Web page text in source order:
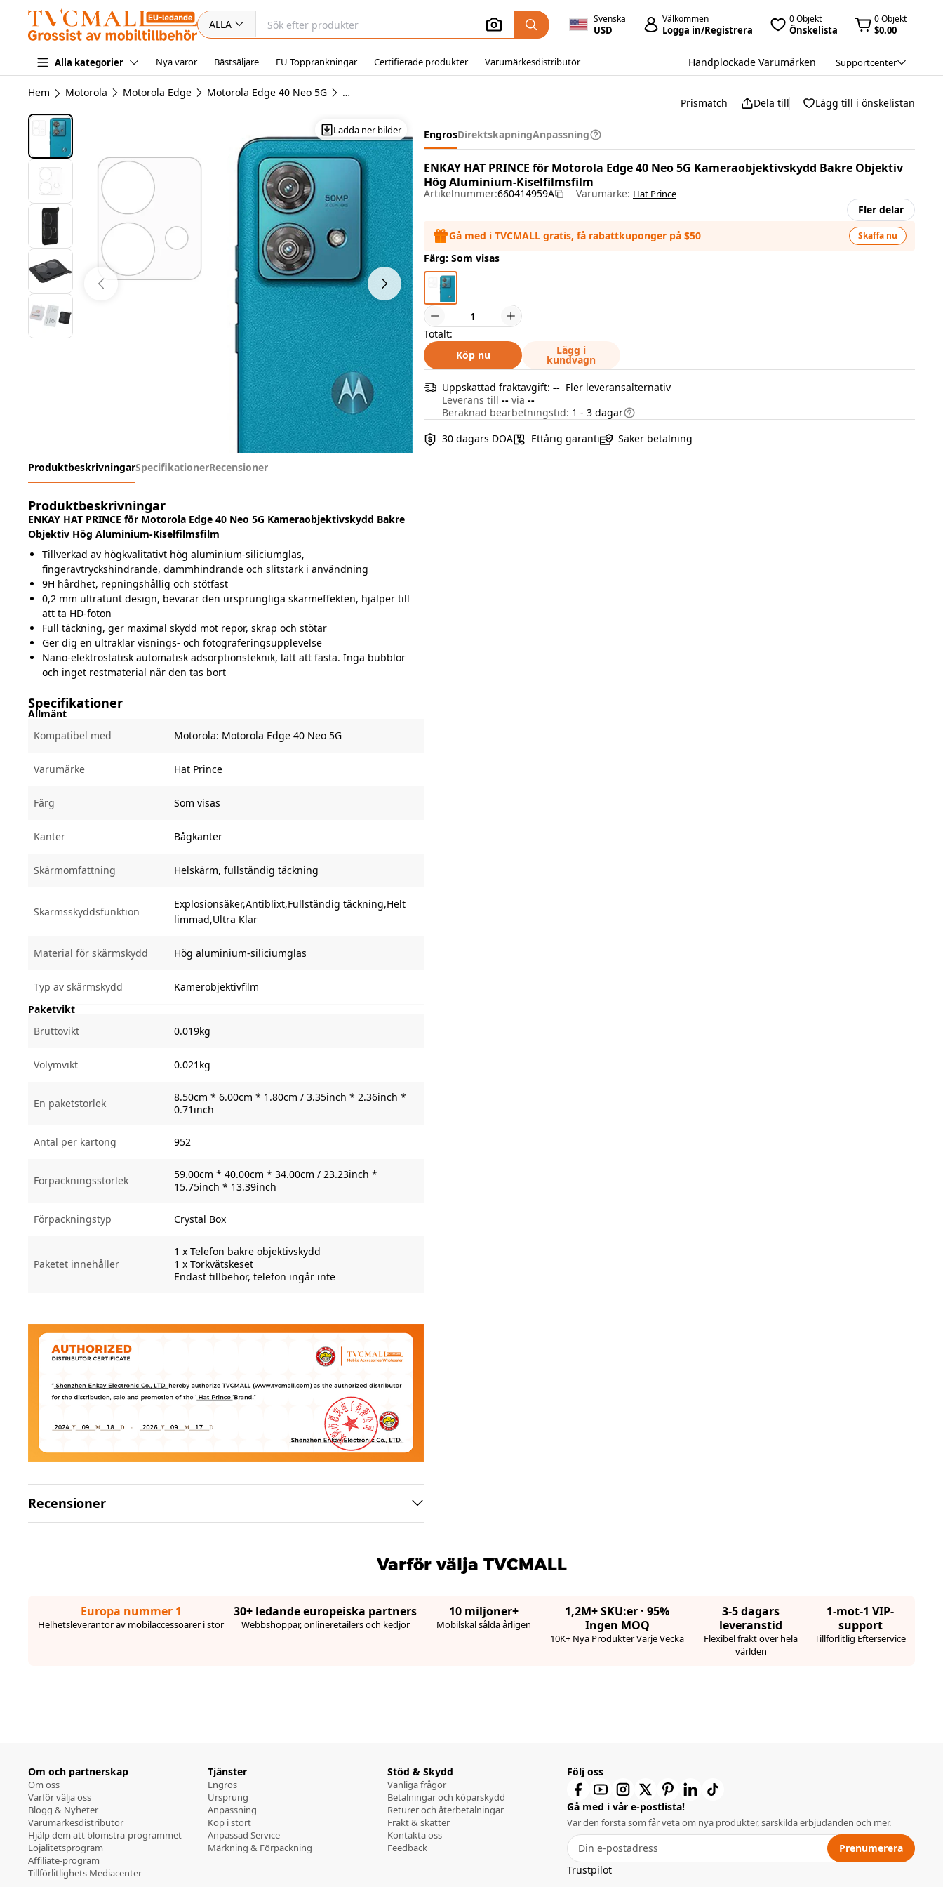
ALLA Svenska
USD
Välkommen
Logga in/Registrera
0 Objekt
Önskelista
0 Objekt
$0.00
Alla kategorier Nya varor Bästsäljare EU Topprankningar Certifierade produkter Varumärkesdistributör Handplockade Varumärken Supportcenter
Hem Motorola Motorola Edge Motorola Edge 40 Neo 5G Motorola Edge 40 Neo 5G Skärmvård
Ladda ner bilder
ProduktbeskrivningarSpecifikationerRecensioner
Produktbeskrivningar
ENKAY HAT PRINCE för Motorola Edge 40 Neo 5G Kameraobjektivskydd Bakre
Objektiv Hög Aluminium-Kiselfilmsfilm
Tillverkad av högkvalitativt hög aluminium-siliciumglas,
fingeravtryckshindrande, dammhindrande och slitstark i användning
9H hårdhet, repningshållig och stötfast
0,2 mm ultratunt design, bevarar den ursprungliga skärmeffekten, hjälper till
att ta HD-foton
Full täckning, ger maximal skydd mot repor, skrap och stötar
Ger dig en ultraklar visnings- och fotograferingsupplevelse
Nano-elektrostatisk automatisk adsorptionsteknik, lätt att fästa. Inga bubblor
och inget restmaterial när den tas bort
Specifikationer
Allmänt
Kompatibel med
Motorola: Motorola Edge 40 Neo 5G
Varumärke Hat Prince
Färg Som visas
Kanter Bågkanter
Skärmomfattning Helskärm, fullständig täckning
Skärmsskyddsfunktion
Explosionsäker,Antiblixt,Fullständig täckning,Helt
limmad,Ultra Klar
Material för skärmskydd Hög aluminium-siliciumglas
Typ av skärmskydd
Kamerobjektivfilm
Paketvikt
Bruttovikt
0.019kg
Volymvikt 0.021kg
En paketstorlek
8.50cm * 6.00cm * 1.80cm / 3.35inch * 2.36inch *
0.71inch
Antal per kartong 952
Förpackningsstorlek
59.00cm * 40.00cm * 34.00cm / 23.23inch *
15.75inch * 13.39inch
Förpackningstyp Crystal Box
Paketet innehåller
1 x Telefon bakre objektivskydd
1 x Torkvätskeset
Endast tillbehör, telefon ingår inte
Recensioner
Prismatch Dela till Lägg till i önskelistan
EngrosDirektskapningAnpassning
ENKAY HAT PRINCE för Motorola Edge 40 Neo 5G Kameraobjektivskydd Bakre Objektiv
Hög Aluminium-Kiselfilmsfilm
Artikelnummer:660414959A Varumärke: Hat Prince
Fler delar
Gå med i TVCMALL gratis, få rabattkuponger på $50
Skaffa nu
Färg: Som visas
Totalt:
Köp nu
Lägg i
kundvagn
Uppskattad fraktavgift: -- Fler leveransalternativ
Leverans till -- via --
Beräknad bearbetningstid: 1 - 3 dagar
30 dagars DOA
Ettårig garanti Säker betalning
Varför välja TVCMALL
Europa nummer 1
Helhetsleverantör av mobilaccessoarer i stor
30+ ledande europeiska partners
Webbshoppar, onlineretailers och kedjor
10 miljoner+
Mobilskal sålda årligen
1,2M+ SKU:er · 95%
Ingen MOQ
10K+ Nya Produkter Varje Vecka
3-5 dagars
leveranstid
Flexibel frakt över hela
världen
1-mot-1 VIP-
support
Tillförlitlig Efterservice
Om och partnerskap
Om oss
Varför välja oss
Blogg & Nyheter
Varumärkesdistributör
Hjälp dem att blomstra-programmet
Lojalitetsprogram
Affiliate-program
Tillförlitlighets Mediacenter
Tjänster
Engros
Ursprung
Anpassning
Köp i stort
Anpassad Service
Märkning & Förpackning
Stöd & Skydd
Vanliga frågor
Betalningar och köparskydd
Returer och återbetalningar
Frakt & skatter
Kontakta oss
Feedback
Följ oss
Gå med i vår e-postlista!
Var den första som får veta om nya produkter, särskilda erbjudanden och mer.
Prenumerera
Trustpilot